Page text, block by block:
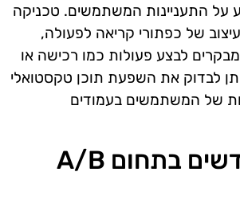
על התעניינות המשתמשים. טכניקה
של כפתורי קריאה לפעולה,
לבצע פעולות כמו רכישה או
לבדוק את השפעת תוכן טקסטואלי
של המשתמשים בעמודים
עדכונים חדשים בתחום A/B